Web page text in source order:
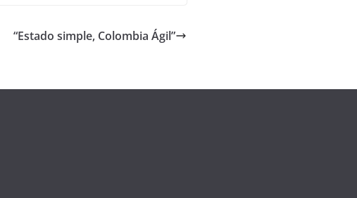
“Estado simple, Colombia Ágil”